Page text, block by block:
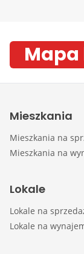
Mieszkania
Mieszkania na
Mieszkania na
Lokale
Lokale na
Lokale na